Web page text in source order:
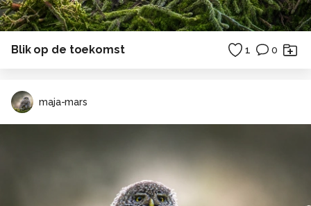
Blik op de toekomst 1 0
maja-mars